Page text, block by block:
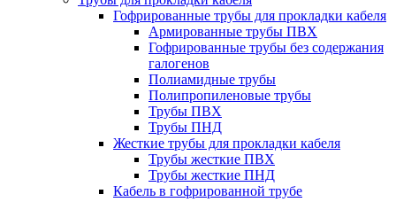
Гофрированные трубы для прокладки кабеля
Армированные трубы ПВХ
Гофрированные трубы без содержания
галогенов
Полиамидные трубы
Полипропиленовые трубы
Трубы ПВХ
Трубы ПНД
Жесткие трубы для прокладки кабеля
Трубы жесткие ПВХ
Трубы жесткие ПНД
Кабель в гофрированной трубе